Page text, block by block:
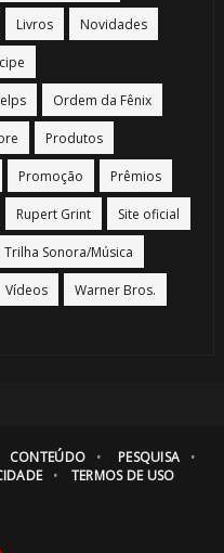
Livros Novidades
Ordem da Fênix
Produtos
Promoção Prêmios
Rupert Grint Site oficial
Trilha Sonora/Música
Vídeos Warner Bros.
CONTEÚDO
PESQUISA
TERMOS DE USO